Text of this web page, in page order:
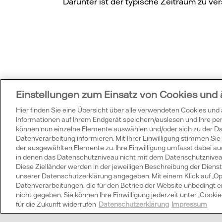
Welche Vorteile
Einstellungen zum Einsatz von Cookies
Hier finden Sie eine Übersicht über alle verwendeten Cookies
Informationen auf Ihrem Endgerät speichern/auslesen und Ihre
können nun einzelne Elemente auswählen und/oder sich zu der
Datenverarbeitung informieren. Mit Ihrer Einwilligung stimmen
der ausgewählten Elemente zu. Ihre Einwilligung umfasst dabei
in denen das Datenschutzniveau nicht mit dem
Diese Zielländer werden in der jeweiligen Beschreibung der
unserer Datenschutzerklärung angegeben. Mit einem Klick auf
Datenverarbeitungen, die für den Betrieb der Website unbedingt
nicht gegeben. Sie können Ihre Einwilligung jederzeit unter
für die Zukunft widerrufen Datenschutzerklärung Impressum